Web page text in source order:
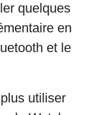
quelques
en
et le
utiliser